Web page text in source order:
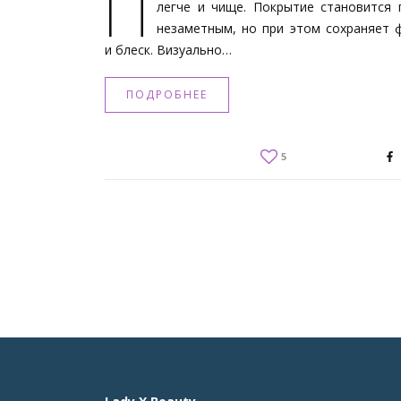
легче и чище. Покрытие становится
незаметным, но при этом сохраняет
и блеск. Визуально…
ПОДРОБНЕЕ
5